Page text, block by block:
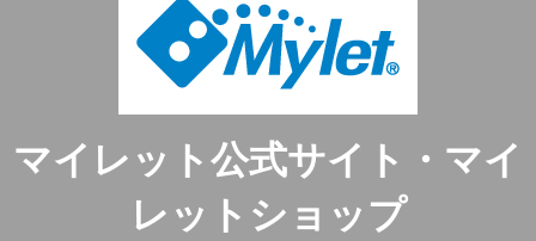
マイレット公式サイト・マイ
レットショップ